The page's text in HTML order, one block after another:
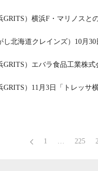
GRITS）横浜F・マリノス
し北海道クレインズ）10月
GRITS）エバラ食品工業株
GRITS）11月3日「トレッ
1 … 225